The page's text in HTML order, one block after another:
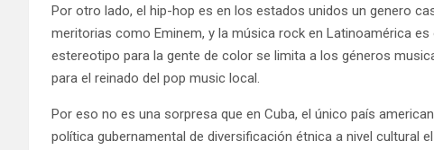
Por otro lado, el hip-hop es en los estados unidos un genero
meritorias como Eminem, y la música rock en Latinoamérica
estereotipo para la gente de color se limita a los géneros
para el reinado del pop music local.
Por eso no es una sorpresa que en Cuba, el único país
política gubernamental de diversificación étnica a nivel cultural